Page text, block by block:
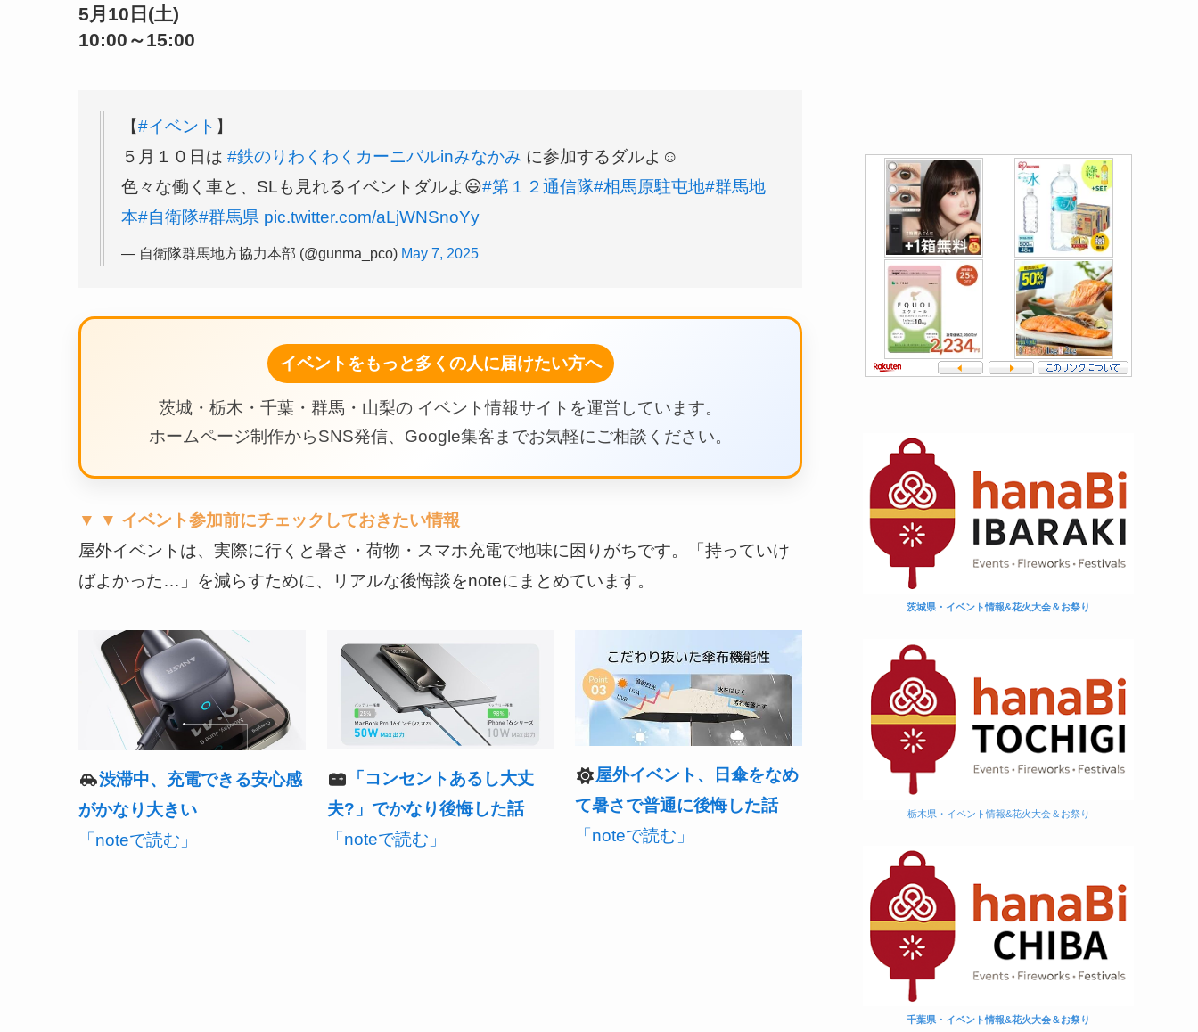
5月10日 (土)
10:00～15:00
【#イベント 】
５月１０日は #鉄のりわくわくカーニバルinみなかみ に参加するダルよ☺
色々な働く車と、SLも見れるイベントダルよ😃#第１２通信隊#相馬原駐屯地#群馬地
本#自衛隊#群馬県 pic.twitter.com/aLjWNSnoYy
— 自衛隊群馬地方協力本部 (@gunma_pco) May 7, 2025
イベントをもっと多くの人に届けたい方へ
茨城・栃木・千葉・群馬・山梨の イベント情報サイトを運営しています。
ホームページ制作からSNS発信、Google集客までお気軽にご相談ください。
▼ ▼ イベント参加前にチェックしておきたい情報
屋外イベントは、実際に行くと暑さ・荷物・スマホ充電で地味に困りがちです。「持っていけ
ばよかった…」を減らすために、リアルな後悔談をnoteにまとめています。
渋滞中、充電できる安心感
がかなり大きい
「noteで読む」
「コンセントあるし大丈
夫?」でかなり後悔した話
「noteで読む」
屋外イベント、日傘をなめ
て暑さで普通に後悔した話
「noteで読む」
茨城県・イベント情報&花火大会＆お祭り
栃木県・イベント情報&花火大会＆お祭り
千葉県・イベント情報&花火大会＆お祭り